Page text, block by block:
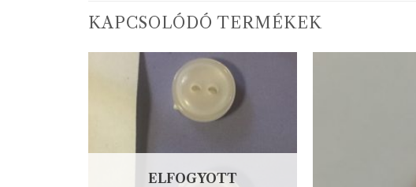
KAPCSOLÓDÓ TERMÉKEK
ELFOGYOTT